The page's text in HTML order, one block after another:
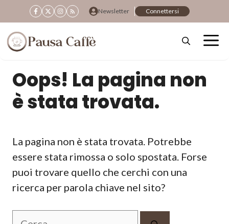
al
contenuto
Newsletter Connettersi
Oops! La pagina non
è stata trovata.
La pagina non è stata trovata. Potrebbe
essere stata rimossa o solo spostata. Forse
puoi trovare quello che cerchi con una
ricerca per parola chiave nel sito?
Ricerca